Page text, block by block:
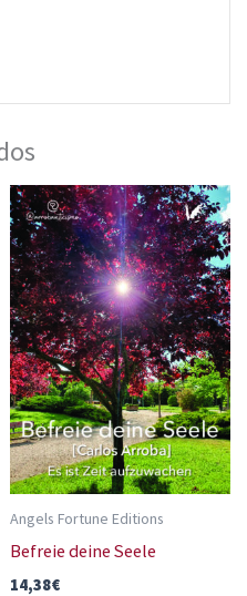
Angels Fortune Editions
Befreie deine Seele
14,38€